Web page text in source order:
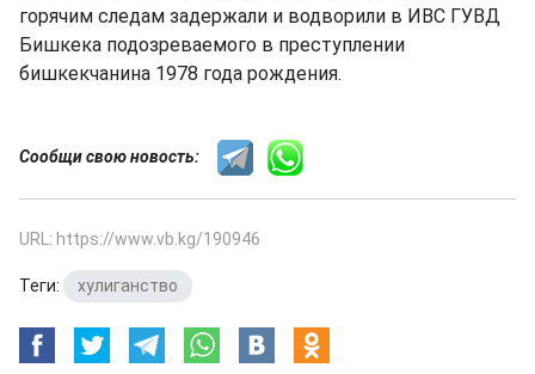
горячим следам задержали и водворили в ИВС ГУВД
Бишкека подозреваемого в преступлении
бишкекчанина 1978 года рождения.
Сообщи свою новость:
URL: https://www.vb.kg/190946
Теги: хулиганство